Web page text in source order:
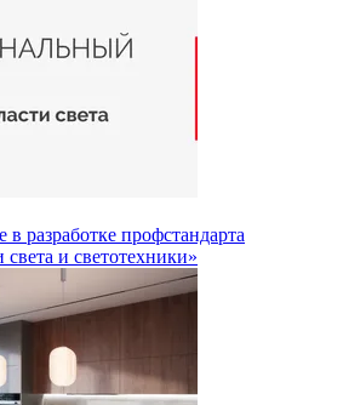
разработке профстандарта
и светотехники»